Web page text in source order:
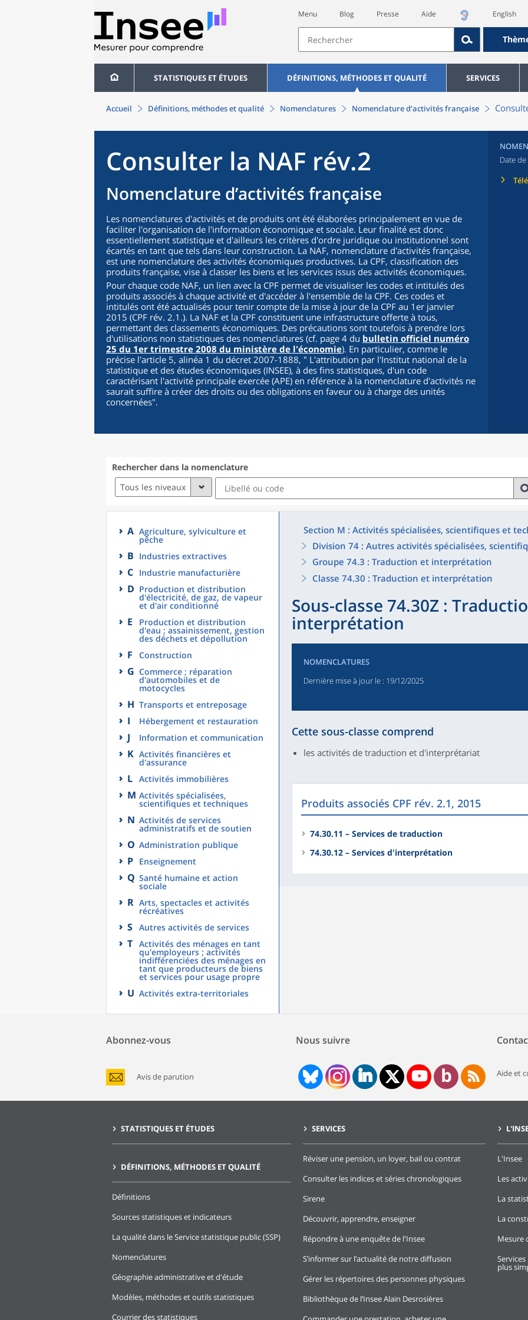
Menu Blog Presse Aide English
STATISTIQUES ET ÉTUDES DÉFINITIONS, MÉTHODES ET QUALITÉ SERVICES
Accueil Définitions, méthodes et qualité Nomenclatures Nomenclature d’activités française
Consulter la NAF rév.2
Nomenclature d’activités française
Les nomenclatures d'activités et de produits ont été élaborées principalement en vue de
faciliter l'organisation de l'information économique et sociale. Leur finalité est donc
essentiellement statistique et d'ailleurs les critères d'ordre juridique ou institutionnel sont
écartés en tant que tels dans leur construction. La NAF, nomenclature d'activités française,
est une nomenclature des activités économiques productives. La CPF, classification des
produits française, vise à classer les biens et les services issus des activités économiques.
Pour chaque code NAF, un lien avec la CPF permet de visualiser les codes et intitulés des
produits associés à chaque activité et d'accéder à l'ensemble de la CPF. Ces codes et
intitulés ont été actualisés pour tenir compte de la mise à jour de la CPF au 1er janvier
2015 (CPF rév. 2.1.). La NAF et la CPF constituent une infrastructure offerte à tous,
permettant des classements économiques. Des précautions sont toutefois à prendre lors
d'utilisations non statistiques des nomenclatures (cf. page 4 du bulletin officiel numéro
25 du 1er trimestre 2008 du ministère de l'économie). En particulier, comme le
précise l'article 5, alinéa 1 du décret 2007-1888, " L'attribution par l'Institut national de la
statistique et des études économiques (INSEE), à des fins statistiques, d'un code
caractérisant l'activité principale exercée (APE) en référence à la nomenclature d'activités ne
saurait suffire à créer des droits ou des obligations en faveur ou à charge des unités
concernées".
Date
Rechercher dans la nomenclature
Tous les niveaux
A Agriculture, sylviculture et
pêche
B Industries extractives
C Industrie manufacturière
D Production et distribution
d'électricité, de gaz, de vapeur
et d'air conditionné
E Production et distribution
d'eau ; assainissement, gestion
des déchets et dépollution
F Construction
G Commerce ; réparation
d'automobiles et de
motocycles
H Transports et entreposage
I Hébergement et restauration
J Information et communication
K Activités financières et
d'assurance
L Activités immobilières
M Activités spécialisées,
scientifiques et techniques
N Activités de services
administratifs et de soutien
O Administration publique
P Enseignement
Q Santé humaine et action
sociale
R Arts, spectacles et activités
récréatives
S Autres activités de services
T Activités des ménages en tant
qu'employeurs ; activités
indifférenciées des ménages en
tant que producteurs de biens
et services pour usage propre
U Activités extra-territoriales
Section M : Activités spécialisées, scientifiques et
Division 74 : Autres activités spécialisées,
Groupe 74.3 : Traduction et interprétation
Classe 74.30 : Traduction et interprétation
Sous-classe 74.30Z :
interprétation
NOMENCLATURES
Dernière mise à jour le : 19/12/2025
Cette sous-classe comprend
les activités de traduction et d'interprétariat
Produits associés CPF rév. 2.1, 2015
74.30.11 – Services de traduction
74.30.12 – Services d'interprétation
Abonnez-vous
Avis de parution
Nous suivre
Aide et
STATISTIQUES ET ÉTUDES
DÉFINITIONS, MÉTHODES ET QUALITÉ
Définitions
Sources statistiques et indicateurs
La qualité dans le Service statistique public (SSP)
Nomenclatures
Géographie administrative et d'étude
Modèles, méthodes et outils statistiques
Courrier des statistiques
SERVICES
Réviser une pension, un loyer, bail ou contrat
Consulter les indices et séries chronologiques
Sirene
Découvrir, apprendre, enseigner
Répondre à une enquête de l'Insee
S’informer sur l’actualité de notre diffusion
Gérer les répertoires des personnes physiques
Bibliothèque de l’Insee Alain Desrosières
L'Insee
Les
La
La
Mesure
plus